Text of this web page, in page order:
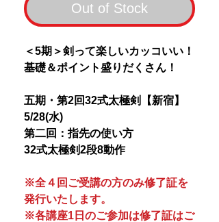
Out of Stock
＜5期＞剣って楽しいカッコいい！
基礎＆ポイント盛りだくさん！
五期・第2回32式太極剣【新宿】
5/28(水)
第二回：指先の使い方
32式太極剣2段8動作
※全４回ご受講の方のみ修了証を
発行いたします。
※各講座1日のご参加は修了証はご